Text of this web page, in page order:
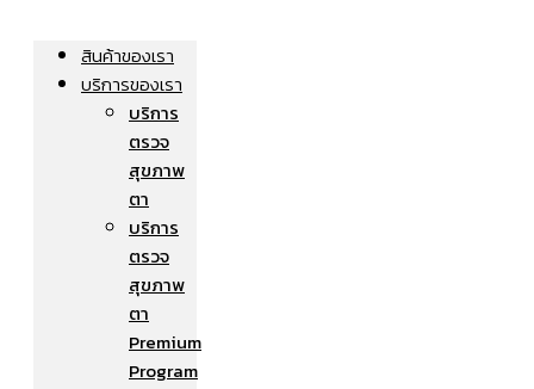
สินค้าของเรา
บริการของเรา
บริการ
ตรวจ
สุขภาพ
ตา
บริการ
ตรวจ
สุขภาพ
ตา
Premium
Program